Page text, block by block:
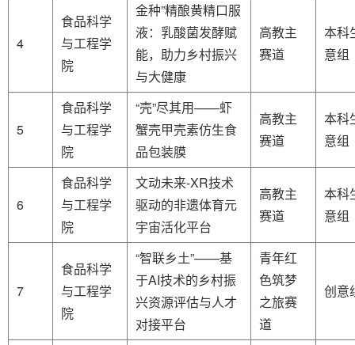
4
食品科学
与工程学
院
金种”精酿黄精口服
液：乳酸菌发酵赋
能，助力乡村振兴
与大健康
高教主
赛道
本科
意组
5
食品科学
与工程学
院
“壳”尽其用——虾
蟹壳甲壳素仿生食
品包装膜
高教主
赛道
本科
意组
6
食品科学
与工程学
院
文动未来-XR技术
驱动的非遗体育元
宇宙活化平台
高教主
赛道
本科
意组
7
食品科学
与工程学
院
“智联乡土”——基
于AI技术的乡村振
兴资源评估与人才
对接平台
青年红
色筑梦
之旅赛
道
创意